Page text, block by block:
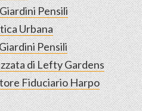
Pensili
Urbana
Pensili
di Lefty Gardens
Fiduciario Harpo